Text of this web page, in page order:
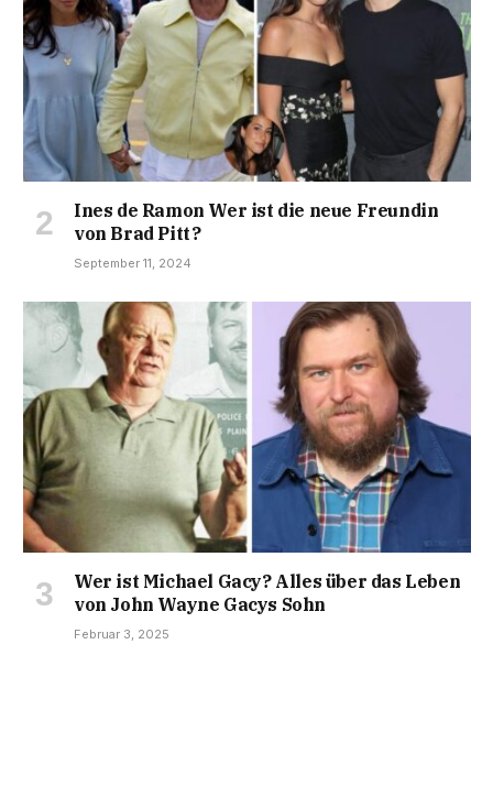
Ines de Ramon Wer ist die neue Freundin
von Brad Pitt?
September 11, 2024
Wer ist Michael Gacy? Alles über das Leben
von John Wayne Gacys Sohn
Februar 3, 2025